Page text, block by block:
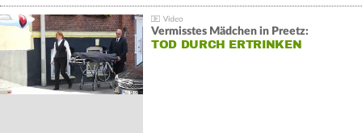
Vermisstes Mädchen in Preetz:
TOD DURCH ERTRINKEN